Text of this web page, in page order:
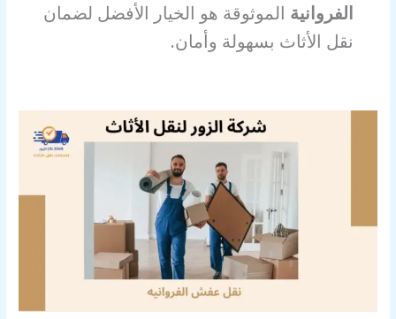
الفروانية الموثوقة هو الخيار الأفضل لضمان
نقل الأثاث بسهولة وأمان.
وخارج